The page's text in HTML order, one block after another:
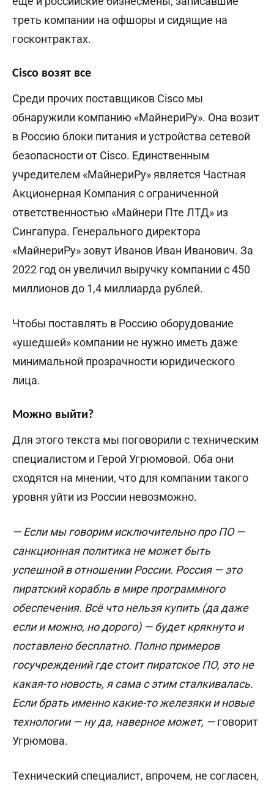
треть компании на офшоры и сидящие на
госконтрактах.
Cisco возят все
Среди прочих поставщиков Cisco мы
обнаружили компанию «МайнериРу». Она возит
в Россию блоки питания и устройства сетевой
безопасности от Cisco. Единственным
учредителем «МайнериРу» является Частная
Акционерная Компания с ограниченной
ответственностью «Майнери Пте ЛТД» из
Сингапура. Генерального директора
«МайнериРу» зовут Иванов Иван Иванович. За
2022 год он увеличил выручку компании с 450
миллионов до 1,4 миллиарда рублей.
Чтобы поставлять в Россию оборудование
«ушедшей» компании не нужно иметь даже
минимальной прозрачности юридического
лица.
Можно выйти?
Для этого текста мы поговорили с техническим
специалистом и Герой Угрюмовой. Оба они
сходятся на мнении, что для компании такого
уровня уйти из России невозможно.
— Если мы говорим исключительно про ПО —
санкционная политика не может быть
успешной в отношении России. Россия — это
пиратский корабль в мире программного
обеспечения. Всё что нельзя купить (да даже
если и можно, но дорого) — будет крякнуто и
поставлено бесплатно. Полно примеров
госучреждений где стоит пиратское ПО, это не
какая-то новость, я сама с этим сталкивалась.
Если брать именно какие-то железяки и новые
технологии — ну да, наверное может, —говорит
Угрюмова.
Технический специалист, впрочем, не согласен,